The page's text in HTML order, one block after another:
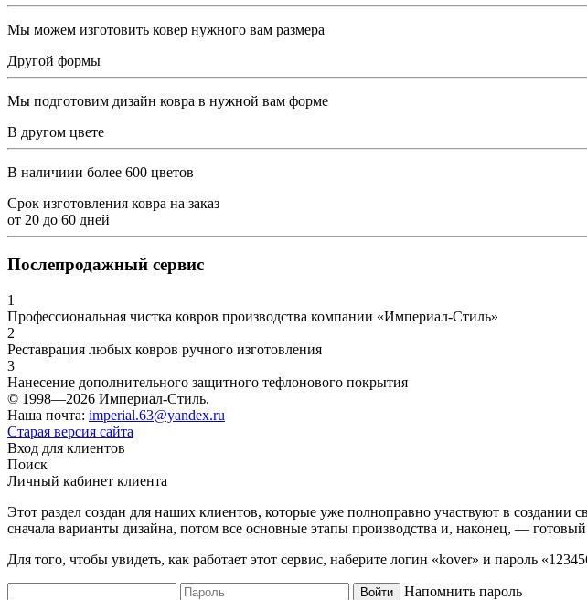
Мы можем изготовить ковер нужного вам размера
Другой формы
Мы подготовим дизайн ковра в нужной вам форме
В другом цвете
В наличиии более 600 цветов
Срок изготовления ковра на заказ
от 20 до 60 дней
Послепродажный сервис
1
Профессиональная чистка ковров производства компании «Империал-Стиль»
2
Реставрация любых ковров ручного изготовления
3
Нанесение дополнительного защитного тефлонового покрытия
© 1998—2026 Империал-Стиль.
Наша почта: imperial.63@yandex.ru
Старая версия сайта
Вход для клиентов
Поиск
Личный кабинет клиента
Этот раздел создан для наших клиентов, которые уже полноправно участвуют в создании
сначала варианты дизайна, потом все основные этапы производства и, наконец, — готовый
Для того, чтобы увидеть, как работает этот сервис, наберите логин «kover» и пароль
Напомнить пароль